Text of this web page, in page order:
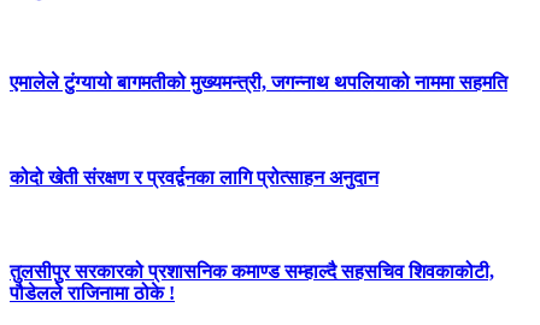
एमालेले टुंग्यायो बागमतीको मुख्यमन्त्री, जगन्नाथ थपलियाको नाममा सहमति
कोदो खेती संरक्षण र प्रवर्द्वनका लागि प्रोत्साहन अनुदान
तुलसीपुर सरकारको प्रशासनिक कमाण्ड सम्हाल्दै सहसचिव शिवकाकोटी,
पौडेलले राजिनामा ठोके !